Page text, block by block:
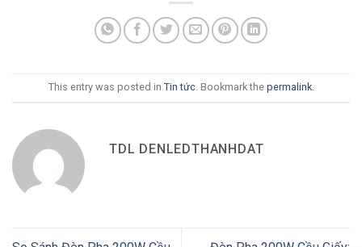
This entry was posted in Tin tức. Bookmark the permalink.
TDL DENLEDTHANHDAT